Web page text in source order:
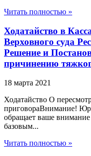
Читать полностью »
Ходатайство в
Верховного суда
Решение и
причинению
18 марта 2021
Ходатайство О
приговораВнимание!
обращает ваше
базовым...
Читать полностью »